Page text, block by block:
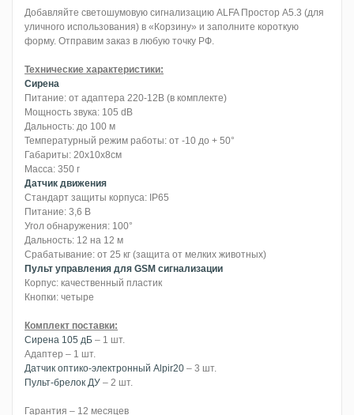
Добавляйте светошумовую сигнализацию ALFA Простор А5.3 (для
уличного использования) в «Корзину» и заполните короткую
форму. Отправим заказ в любую точку РФ.
Технические характеристики:
Сирена
Питание: от адаптера 220-12В (в комплекте)
Мощность звука: 105 dB
Дальность: до 100 м
Температурный режим работы: от -10 до + 50°
Габариты: 20х10х8см
Масса: 350 г
Датчик движения
Стандарт защиты корпуса: IP65
Питание: 3,6 В
Угол обнаружения: 100°
Дальность: 12 на 12 м
Срабатывание: от 25 кг (защита от мелких животных)
Пульт управления для GSM сигнализации
Корпус: качественный пластик
Кнопки: четыре
Комплект поставки:
Сирена 105 дБ – 1 шт.
Адаптер – 1 шт.
Датчик оптико-электронный Alpir20 – 3 шт.
Пульт-брелок ДУ – 2 шт.
Гарантия – 12 месяцев